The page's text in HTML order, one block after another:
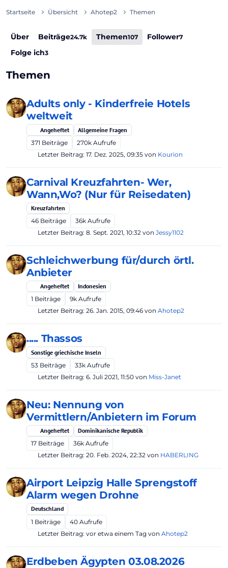
Startseite Übersicht Ahotep2 Themen
Über Beiträge24.7k Themen107 Follower7
Folge ich3
Themen
Adults only - Kinderfreie Hotels
weltweit
Angeheftet
Allgemeine Fragen
371 Beiträge 270k Aufrufe
Letzter Beitrag: 17. Dez. 2025, 09:35 von Kourion
Carnival Kreuzfahrten- Wer,
Wann,Wo? (Nur für Reisedaten)
Kreuzfahrten
46 Beiträge 36k Aufrufe
Letzter Beitrag: 8. Sept. 2021, 10:32 von Jessy1102
Schleichwerbung für/durch örtl.
Anbieter
Angeheftet
Indonesien
1 Beiträge 9k Aufrufe
Letzter Beitrag: 26. Jan. 2015, 09:46 von Ahotep2
..... Thassos
Sonstige griechische Inseln
53 Beiträge 33k Aufrufe
Letzter Beitrag: 6. Juli 2021, 11:50 von Miss-Janet
Neu: Nennung von
Vermittlern/Anbietern im Forum
Angeheftet
Dominikanische Republik
17 Beiträge 36k Aufrufe
Letzter Beitrag: 20. Feb. 2024, 22:32 von HABERLING
Airport Leipzig Halle Sprengstoff
Alarm wegen Drohne
Deutschland
1 Beiträge 40 Aufrufe
Letzter Beitrag: vor etwa einem Tag von Ahotep2
Erdbeben Ägypten 03.08.2026